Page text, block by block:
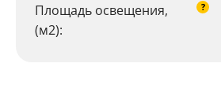
Площадь освещения,
(м2):
?